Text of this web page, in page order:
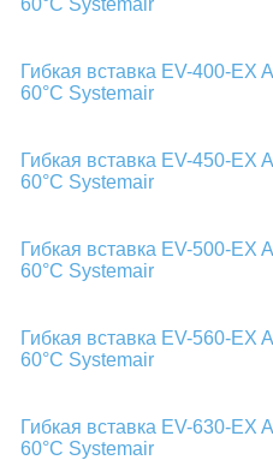
Гибкая вставка EV-400-EX
60°C Systemair
Гибкая вставка EV-450-EX
60°C Systemair
Гибкая вставка EV-500-EX
60°C Systemair
Гибкая вставка EV-560-EX
60°C Systemair
Гибкая вставка EV-630-EX
60°C Systemair